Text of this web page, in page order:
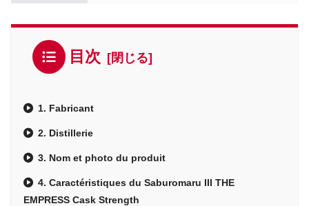
目次
1. Fabricant
2. Distillerie
3. Nom et photo du produit
4. Caractéristiques du Saburomaru III THE
EMPRESS Cask Strength